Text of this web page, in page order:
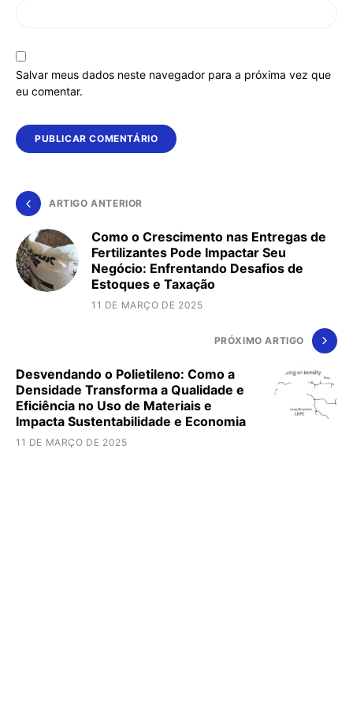
Salvar meus dados neste navegador para a próxima vez que
eu comentar.
ARTIGO ANTERIOR
Como o Crescimento nas Entregas de
Fertilizantes Pode Impactar Seu
Negócio: Enfrentando Desafios de
Estoques e Taxação
11 DE MARÇO DE 2025
PRÓXIMO ARTIGO
Desvendando o Polietileno: Como a
Densidade Transforma a Qualidade e
Eficiência no Uso de Materiais e
Impacta Sustentabilidade e Economia
11 DE MARÇO DE 2025